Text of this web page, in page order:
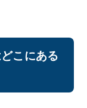
こにある